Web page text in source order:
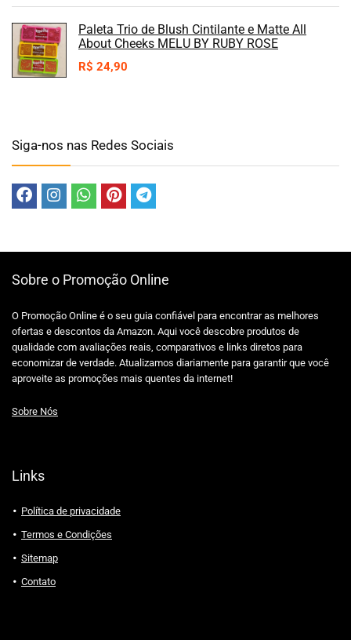
Paleta Trio de Blush Cintilante e Matte All
About Cheeks MELU BY RUBY ROSE
R$ 24,90
Siga-nos nas Redes Sociais
Sobre o Promoção Online
O Promoção Online é o seu guia confiável para encontrar as melhores
ofertas e descontos da Amazon. Aqui você descobre produtos de
qualidade com avaliações reais, comparativos e links diretos para
economizar de verdade. Atualizamos diariamente para garantir que você
aproveite as promoções mais quentes da internet!
Sobre Nós
Links
Política de privacidade
Termos e Condições
Sitemap
Contato